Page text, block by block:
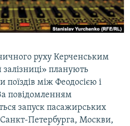
руху Керченським
планують
поїздів між Феодосією і
повідомленням
запуск пасажирських
Санкт-Петербурга, Москви,